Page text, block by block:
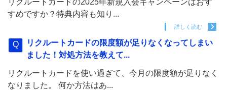
すめですか？特典内容も知り...
詳しく読む
リクルートカードの限度額が足りなくなってしまい
ました！対処方法を教えて...
リクルートカードを使い過ぎて、今月の限度額が足りなく
なりました。 何か方法はあ...